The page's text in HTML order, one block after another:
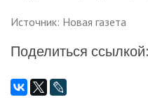
Источник: Новая газета
Поделиться ссылкой: